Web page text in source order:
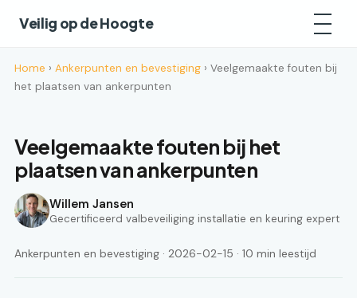
Veilig op de Hoogte
Home › Ankerpunten en bevestiging › Veelgemaakte fouten bij
het plaatsen van ankerpunten
Veelgemaakte fouten bij het
plaatsen van ankerpunten
Willem Jansen
Gecertificeerd valbeveiliging installatie en keuring expert
Ankerpunten en bevestiging · 2026-02-15 · 10 min leestijd